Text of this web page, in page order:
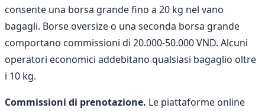
consente una borsa grande fino a 20 kg nel vano
bagagli. Borse oversize o una seconda borsa grande
comportano commissioni di 20.000-50.000 VND. Alcuni
operatori economici addebitano qualsiasi bagaglio oltre
i 10 kg.
Commissioni di prenotazione. Le piattaforme online